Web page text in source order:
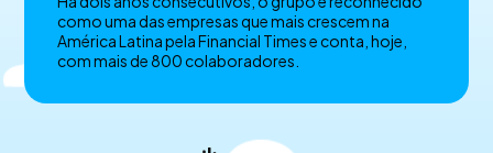
como uma das empresas que mais crescem na
América Latina pela Financial Times e conta, hoje,
com mais de 800 colaboradores.